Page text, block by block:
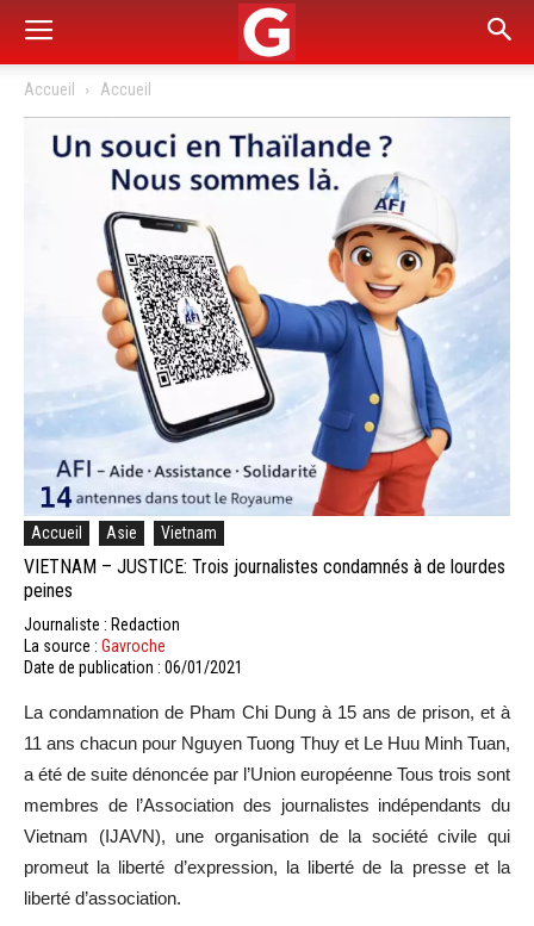
Accueil Accueil
Accueil Asie Vietnam
VIETNAM – JUSTICE: Trois journalistes condamnés à de lourdes
peines
Journaliste : Redaction
La source : Gavroche
Date de publication : 06/01/2021
La condamnation de Pham Chi Dung à 15 ans de prison, et à
11 ans chacun pour Nguyen Tuong Thuy et Le Huu Minh Tuan,
a été de suite dénoncée par l’Union européenne Tous trois sont
membres de l’Association des journalistes indépendants du
Vietnam (IJAVN), une organisation de la société civile qui
promeut la liberté d’expression, la liberté de la presse et la
liberté d’association.